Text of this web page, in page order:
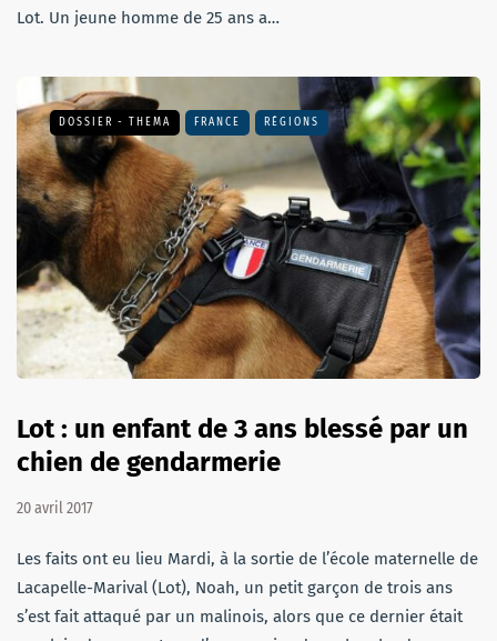
Lot. Un jeune homme de 25 ans a…
DOSSIER - THEMA FRANCE RÉGIONS
Lot : un enfant de 3 ans blessé par un
chien de gendarmerie
20 avril 2017
Les faits ont eu lieu Mardi, à la sortie de l’école maternelle de
Lacapelle-Marival (Lot), Noah, un petit garçon de trois ans
s’est fait attaqué par un malinois, alors que ce dernier était